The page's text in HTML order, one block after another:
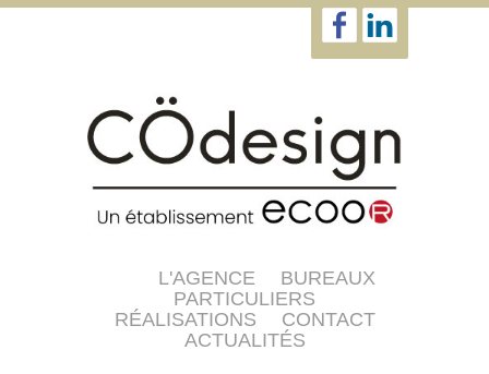
L'AGENCE
BUREAUX
PARTICULIERS
RÉALISATIONS
CONTACT
ACTUALITÉS